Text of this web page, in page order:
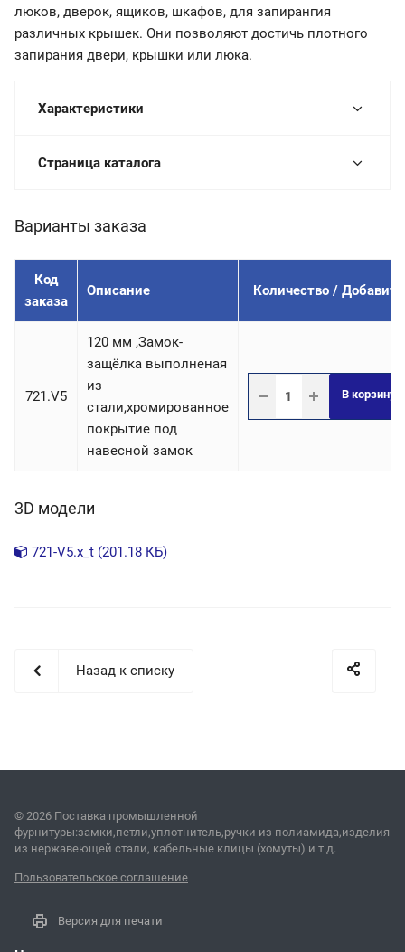
люков, дверок, ящиков, шкафов, для запирангия
различных крышек. Они позволяют достичь плотного
запирания двери, крышки или люка.
Характеристики
Страница каталога
Варианты заказа
Код
заказа
Описание Количество / Добавить
721.V5
120 мм ,Замок-
защёлка выполненая
из
стали,хромированное
покрытие под
навесной замок
В корзину
3D модели
721-V5.x_t (201.18 КБ)
Назад к списку
© 2026 Поставка промышленной
фурнитуры:замки,петли,уплотнитель,ручки из полиамида,изделия
из нержавеющей стали, кабельные клицы (хомуты) и т.д.
Пользовательское соглашение
Версия для печати